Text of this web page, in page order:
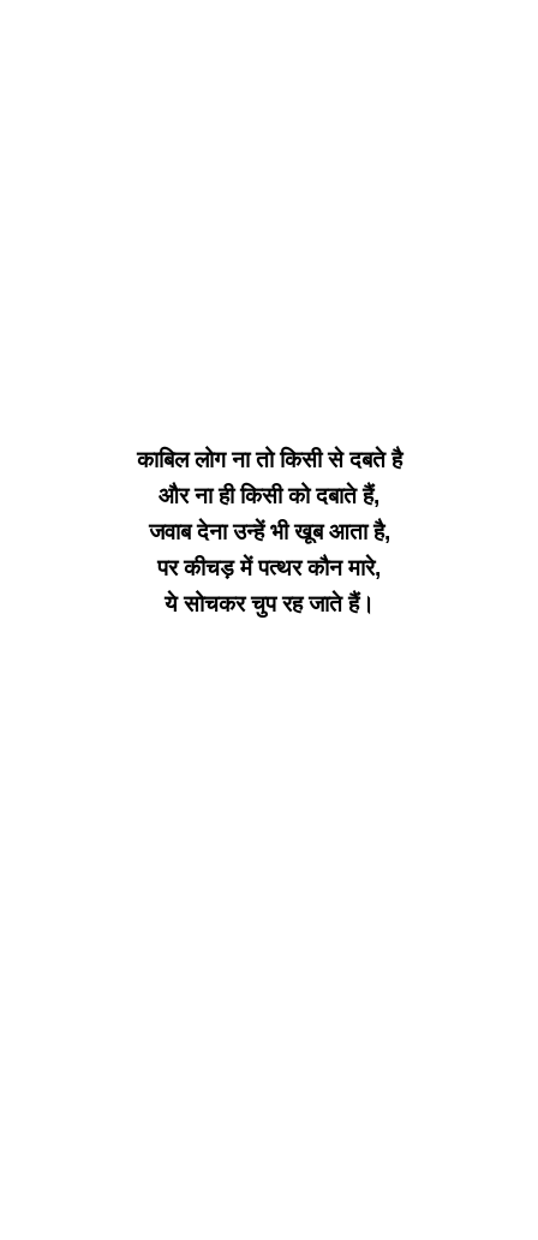
काबिल लोग ना तो किसी से दबते है
और ना ही किसी को दबाते हैं,
जवाब देना उन्हें भी खूब आता है,
पर कीचड़ में पत्थर कौन मारे,
ये सोचकर चुप रह जाते हैं।